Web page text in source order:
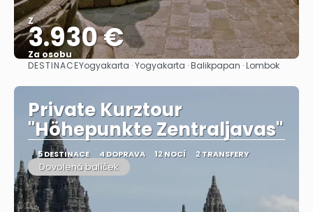
Z
3.930 €
Za osobu
Zobrazit
DESTINACEYogyakarta · Yogyakarta · Balikpapan · Lombok
Private Kurztour
"Höhepunkte Zentraljavas"
5 DESTINACE 4 DOPRAVA 12 NOCÍ 2 TRANSFERY
Dovolená balíček